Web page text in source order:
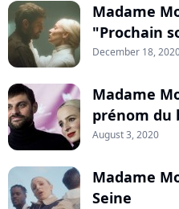
Madame
"Prochain
December 18,
Madame
prénom du
August 3, 2020
Madame
Seine